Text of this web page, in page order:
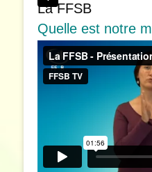
La FFSB
Quelle est notre